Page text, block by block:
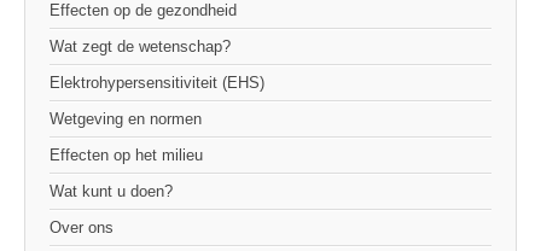
Effecten op de gezondheid
Wat zegt de wetenschap?
Elektrohypersensitiviteit (EHS)
Wetgeving en normen
Effecten op het milieu
Wat kunt u doen?
Over ons